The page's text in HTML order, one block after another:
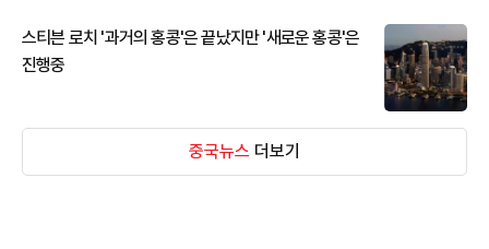
스티븐 로치 '과거의 홍콩'은 끝났지만 '새로운 홍콩'은
진행중
중국뉴스 더보기